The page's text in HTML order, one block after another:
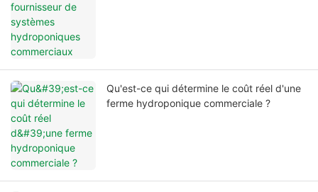
Qu'est-ce qui détermine le coût réel d'une
ferme hydroponique commerciale ?